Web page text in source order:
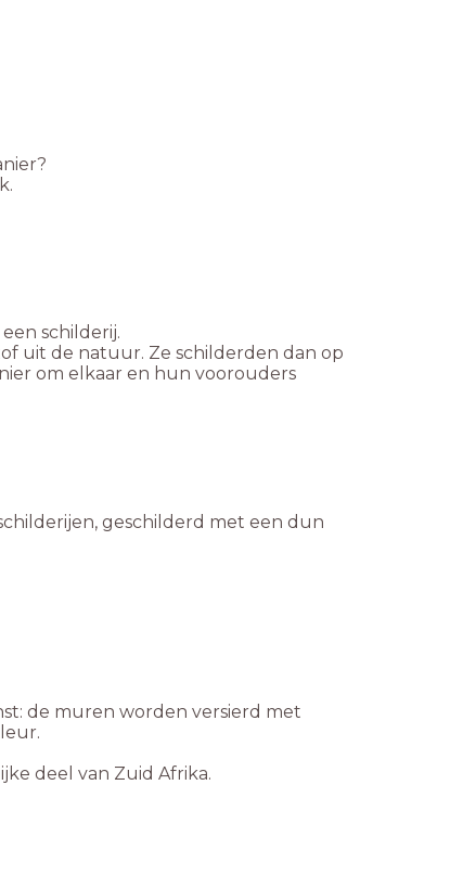
schilderij.
uit de natuur. Ze schilderden dan op
om elkaar en hun voorouders
geschilderd met een dun
de muren worden versierd met
deel van Zuid Afrika.